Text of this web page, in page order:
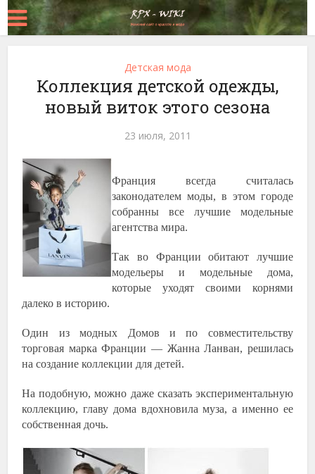
Детская мода
Коллекция детской одежды,
новый виток этого сезона
23 июля, 2011
Франция всегда считалась
законодателем моды, в этом городе
собранны все лучшие модельные
агентства мира.
Так во Франции обитают лучшие
модельеры и модельные дома,
которые уходят своими корнями
далеко в историю.
Один из модных Домов и по совместительству
торговая марка Франции — Жанна Ланван, решилась
на создание коллекции для детей.
На подобную, можно даже сказать экспериментальную
коллекцию, главу дома вдохновила муза, а именно ее
собственная дочь.